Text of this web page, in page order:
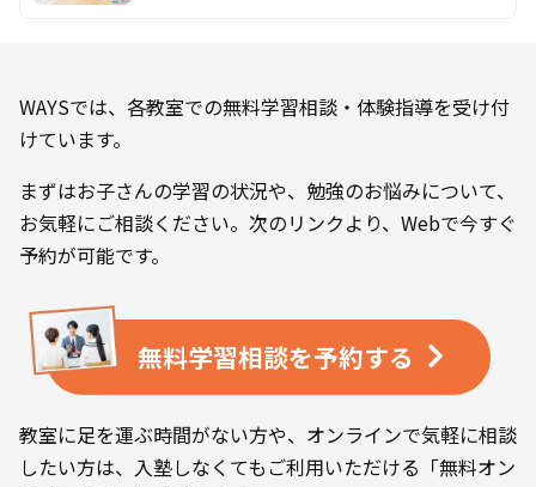
WAYSでは、各教室での無料学習相談・体験指導を受け付
けています。
まずはお子さんの学習の状況や、勉強のお悩みについて、
お気軽にご相談ください。次のリンクより、Webで今すぐ
予約が可能です。
無料学習相談を予約する
教室に足を運ぶ時間がない方や、オンラインで気軽に相談
したい方は、入塾しなくてもご利用いただける「無料オン